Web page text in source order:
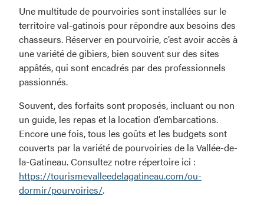
Une multitude de pourvoiries sont installées sur le
territoire val-gatinois pour répondre aux besoins des
chasseurs. Réserver en pourvoirie, c’est avoir accès à
une variété de gibiers, bien souvent sur des sites
appâtés, qui sont encadrés par des professionnels
passionnés.
Souvent, des forfaits sont proposés, incluant ou non
un guide, les repas et la location d’embarcations.
Encore une fois, tous les goûts et les budgets sont
couverts par la variété de pourvoiries de la Vallée-de-
la-Gatineau. Consultez notre répertoire ici :
https://tourismevalleedelagatineau.com/ou-
dormir/pourvoiries/.